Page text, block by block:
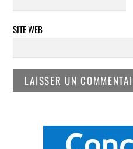
SITE WEB